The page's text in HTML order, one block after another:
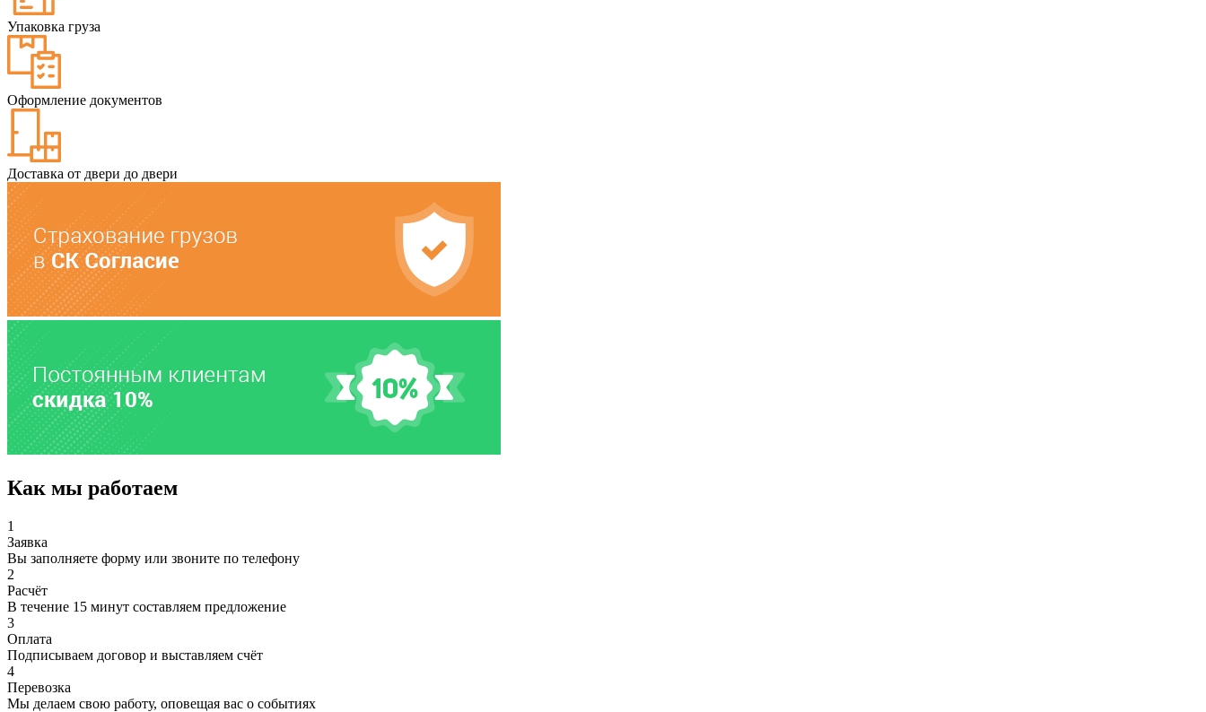
Упаковка груза
Оформление документов
Доставка от двери до двери
Как мы работаем
1
Заявка
Вы заполняете форму или звоните по телефону
2
Расчёт
В течение 15 минут составляем предложение
3
Оплата
Подписываем договор и выставляем счёт
4
Перевозка
Мы делаем свою работу, оповещая вас о событиях